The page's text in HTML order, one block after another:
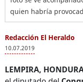
quien habría
Redacción El Heraldo
10.07.2019
LEMPIRA,